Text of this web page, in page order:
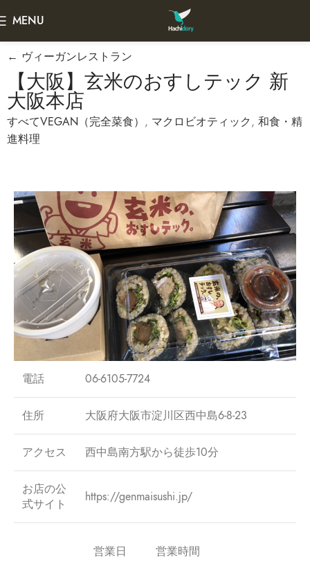
MENU
← ヴィーガンレストラン
【大阪】玄米のおすしテック 新
大阪本店
すべてVEGAN（完全菜食） , マクロビオティック, 和食・精
進料理
電話 06-6105-7724
住所 大阪府大阪市淀川区西中島6-8-23
アクセス 西中島南方駅から徒歩10分
お店の公
式サイト
https://genmaisushi.jp/
営業日 営業時間